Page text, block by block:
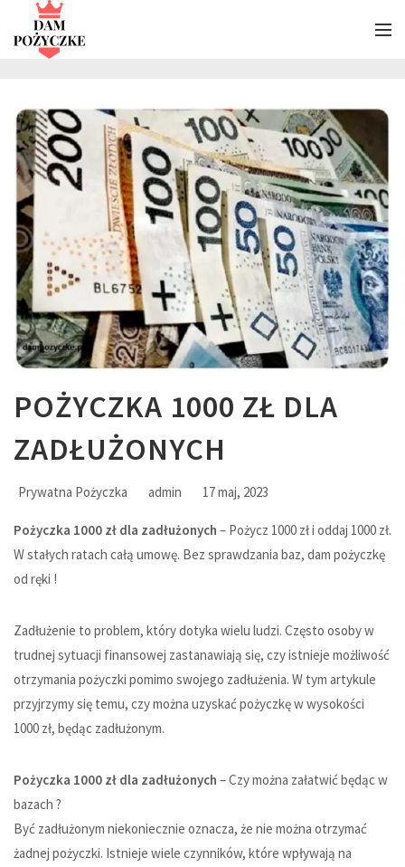
POŻYCZKA 1000 ZŁ DLA
ZADŁUŻONYCH
Prywatna Pożyczka admin 17 maj, 2023
Pożyczka 1000 zł dla zadłużonych – Pożycz 1000 zł i oddaj 1000 zł.
W stałych ratach całą umowę. Bez sprawdzania baz, dam pożyczkę
od ręki !
Zadłużenie to problem, który dotyka wielu ludzi. Często osoby w
trudnej sytuacji finansowej zastanawiają się, czy istnieje możliwość
otrzymania pożyczki pomimo swojego zadłużenia. W tym artykule
przyjrzymy się temu, czy można uzyskać pożyczkę w wysokości
1000 zł, będąc zadłużonym.
Pożyczka 1000 zł dla zadłużonych – Czy można załatwić będąc w
bazach ?
Być zadłużonym niekoniecznie oznacza, że nie można otrzymać
żadnej pożyczki. Istnieje wiele czynników, które wpływają na